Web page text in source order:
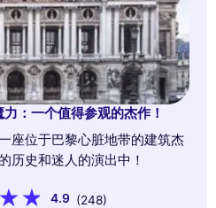
：一个值得参观的杰作！
座位于巴黎心脏地带的建筑杰
历史和迷人的演出中！
4.9 (248)